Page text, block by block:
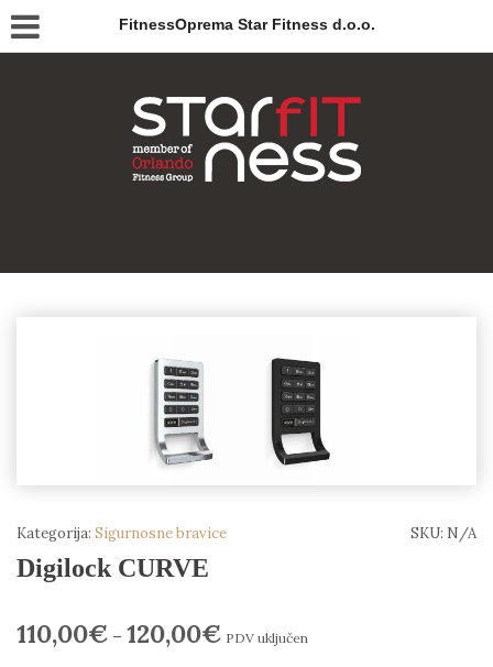
FitnessOprema Star Fitness d.o.o.
SKU: N/A
Kategorija: Sigurnosne bravice
Digilock CURVE
110,00€ – 120,00€ PDV uključen